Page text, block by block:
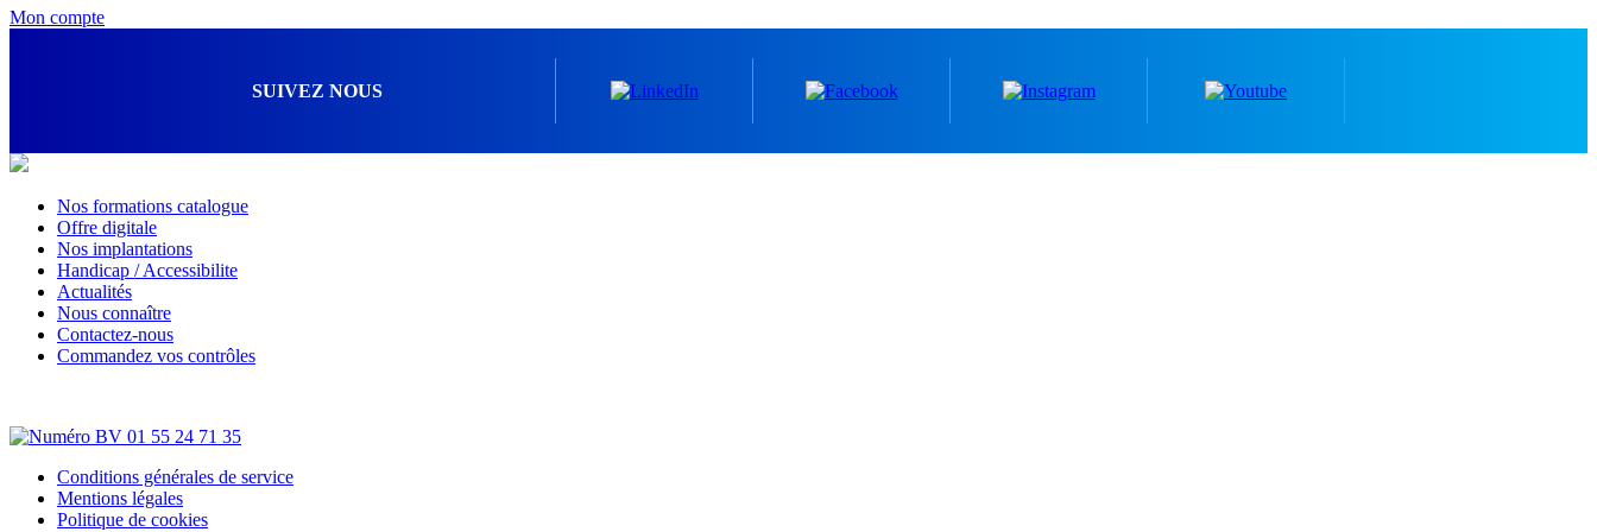
Mon compte
SUIVEZ NOUS
Nos formations catalogue
Offre digitale
Nos implantations
Handicap / Accessibilite
Actualités
Nous connaître
Contactez-nous
Commandez vos contrôles
Conditions générales de service
Mentions légales
Politique de cookies